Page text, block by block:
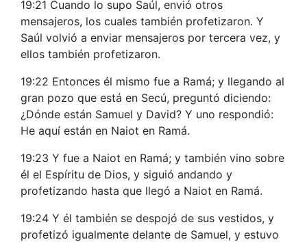
19:21 Cuando lo supo Saúl, envió otros
mensajeros, los cuales también profetizaron. Y
Saúl volvió a enviar mensajeros por tercera vez, y
ellos también profetizaron.
19:22 Entonces él mismo fue a Ramá; y llegando al
gran pozo que está en Secú, preguntó diciendo:
¿Dónde están Samuel y David? Y uno respondió:
He aquí están en Naiot en Ramá.
19:23 Y fue a Naiot en Ramá; y también vino sobre
él el Espíritu de Dios, y siguió andando y
profetizando hasta que llegó a Naiot en Ramá.
19:24 Y él también se despojó de sus vestidos, y
profetizó igualmente delante de Samuel, y estuvo